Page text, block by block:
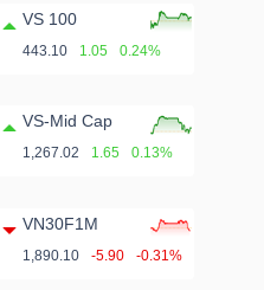
VS 100
443.10 1.05 0.24%
VS-Mid Cap
1,267.02 1.65 0.13%
VN30F1M
1,890.10 -5.90 -0.31%